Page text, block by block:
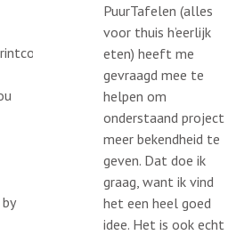
en/
PuurTafelen (alles
voor thuis h’eerlijk
eten) heeft me
gevraagd mee te
helpen om
onderstaand project
meer bekendheid te
geven. Dat doe ik
graag, want ik vind
het een heel goed
idee. Het is ook echt